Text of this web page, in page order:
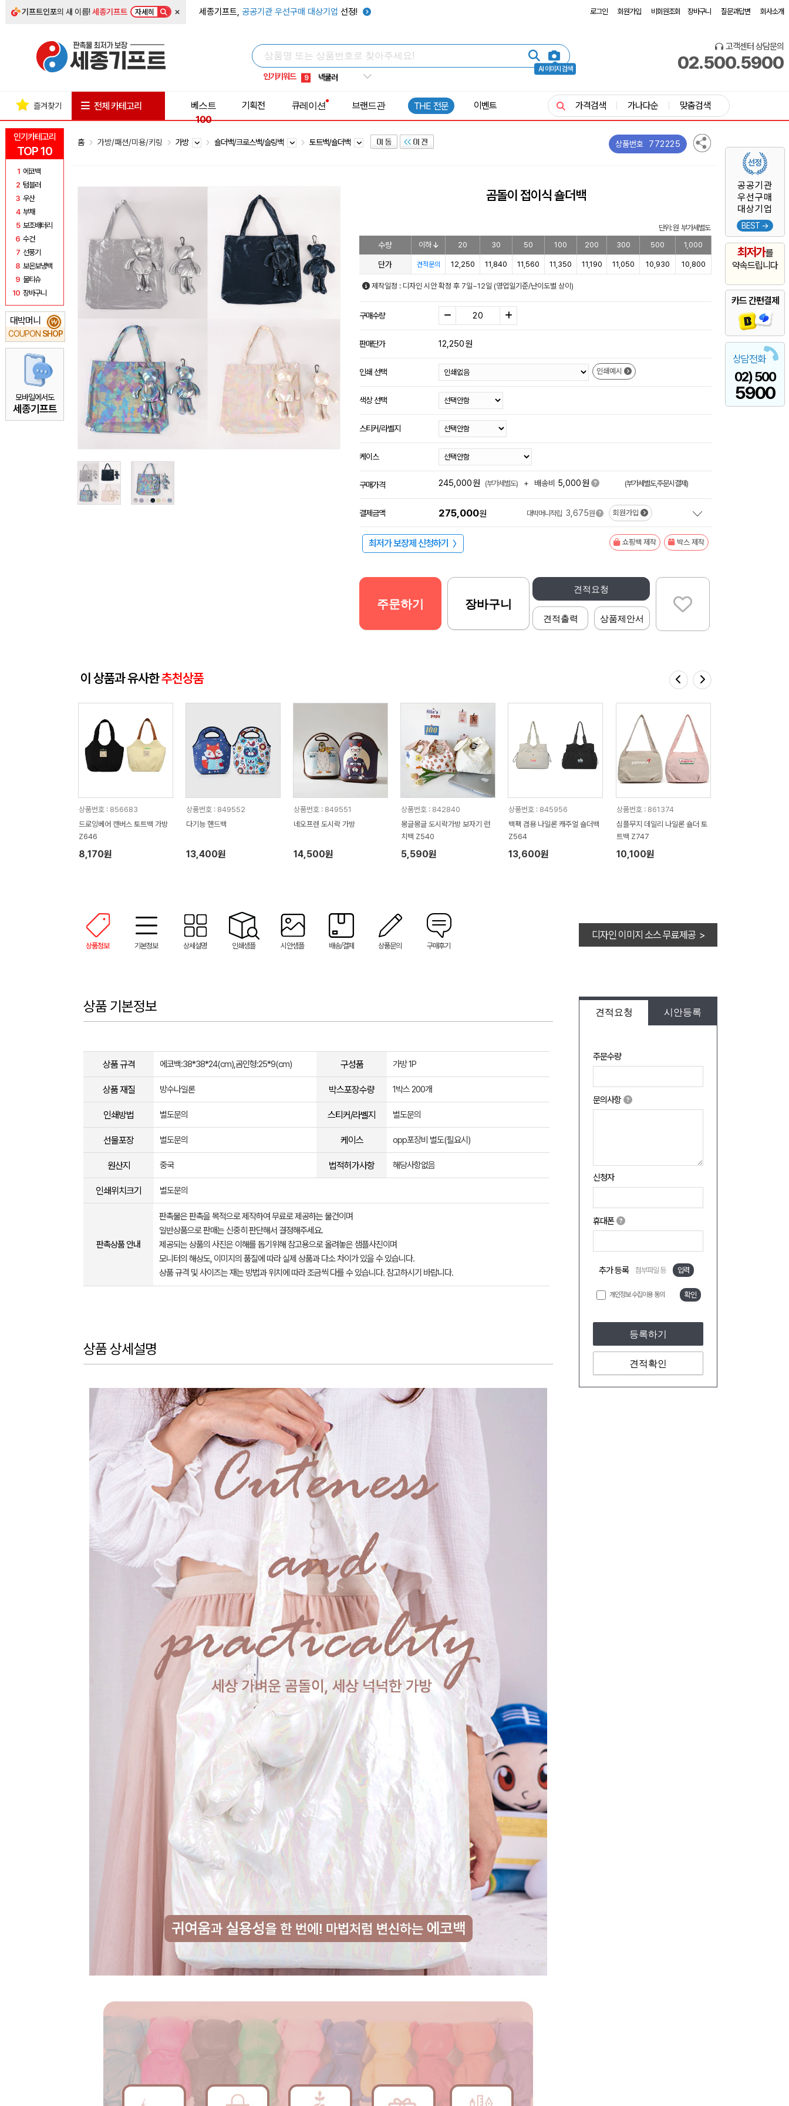
기프트인포의 새 이름!세종기프트 자세히 × 세종기프트, 공공기관 우선구매 대상기업 선정! 로그인 회원가입 비회원조회 장바구니 질문과답변 회사소개
AI 이미지 검색
인기키워드
5 키캡
8 쿨토시
9 넥쿨러
1 선풍기
고객센터 상담문의
02.500.5900
인기카테고리
TOP 10
1 에코백
2 텀블러
3 우산
4 부채
5 보조배터리
6 수건
7 선풍기
8 보온보냉백
9 물티슈
10 장바구니
대박머니
COUPON SHOP
₩
모바일에서도
세종기프트
공공기관
우선구매
대상기업
BEST →
최저가를
약속드립니다
카드 간편결제
상담전화
02) 500
5900
즐겨찾기 전체 카테고리
베스트
100
기획전 큐레이션 브랜드관 THE 전문 이벤트 가격검색 가나다순 맞춤검색
홈 가방/패션/미용/키링 가방 숄더백/크로스백/슬링백 토트백/숄더백 상품번호 772225
곰돌이 접이식 숄더백
단위: 원 부가세별도
수량 이하 20 30 50 100 200 300 500 1,000
단가 견적문의 12,250 11,840 11,560 11,350 11,190 11,050 10,930 10,800
제작일정 : 디자인 시안 확정 후 7일~12일 (영업일기준/난이도별 상이)
구매수량
판매단가 12,250원
인쇄 선택 인쇄예시
색상 선택
스티커/라벨지
케이스
구매가격 245,000원 (부가세별도) + 배송비 5,000원 (부가세별도,주문시결제)
결제금액 275,000원 대박머니적립 3,675원 회원가입
최저가 보장제 신청하기 〉 쇼핑백 제작 박스 제작
견적요청
견적출력 상품제안서
주문하기 장바구니
이 상품과 유사한추천상품
상품번호 : 856683
드로잉베어 캔버스 토트백 가방
Z646
8,170원
상품번호 : 849552
다기능 핸드백
13,400원
상품번호 : 849551
네오프렌 도시락 가방
14,500원
상품번호 : 842840
몽글몽글 도시락가방 보자기 런
치백 Z540
5,590원
상품번호 : 845956
백팩 겸용 나일론 캐주얼 숄더백
Z564
13,600원
상품번호 : 861374
심플무지 데일리 나일론 숄더 토
트백 Z747
10,100원
상품정보 기본정보 상세설명 인쇄샘플 시안샘플 배송/결제 상품문의 구매후기
디자인 이미지 소스 무료제공 >
견적요청 시안등록
주문수량
문의사항
신청자
휴대폰
추가 등록 첨부파일 등 입력
개인정보 수집이용 동의 확인
등록하기
견적확인
상품 기본정보
상품 규격 에코백:38*38*24(cm),곰인형:25*9(cm) 구성품 가방 1P
상품 재질 방수나일론 박스포장수량 1박스 200개
인쇄방법 별도문의 스티커/라벨지 별도문의
선물포장 별도문의 케이스 opp포장비 별도(필요시)
원산지 중국 법적허가사항 해당사항없음
인쇄위치크기 별도문의
판촉상품 안내
판촉물은 판촉을 목적으로 제작하여 무료로 제공하는 물건이며
일반상품으로 판매는 신중히 판단해서 결정해주세요.
제공되는 상품의 사진은 이해를 돕기위해 참고용으로 올려놓은 샘플사진이며
모니터의 해상도, 이미지의 품질에 따라 실제 상품과 다소 차이가 있을 수 있습니다.
상품 규격 및 사이즈는 재는 방법과 위치에 따라 조금씩 다를 수 있습니다. 참고하시기 바랍니다.
상품 상세설명